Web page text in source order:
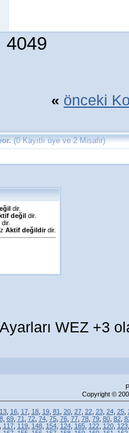
4049
« önceki
(0 Kayıtlı üye ve 2 Misafir)
dir.
değildir.
dir.
Aktif değildirdir.
WEZ +3
Copyright ©
, 16, 17, 18, 19, 81 20, 27, 22, 23, 24, 25,
, 69, 71 72, 74, 75, 76, 77, 78, 79, 80, 82,
117, 119, 148, 154, 124, 165, 122, 120, 123